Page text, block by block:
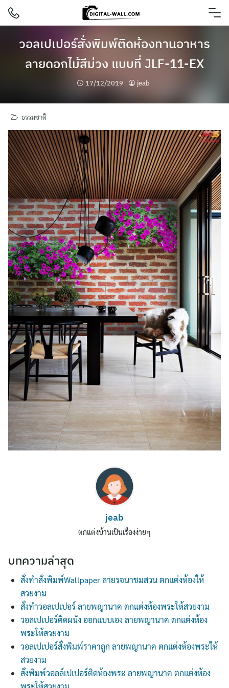
Skip
Search
for:
วอลเปเปอร์สั่งพิมพ์ติดห้องทานอาหาร
ลายดอกไม้สีม่วง แบบที่ JLF-11-EX
17/12/2019 jeab
ธรรมชาติ
jeab
ตกแต่งบ้านเป็นเรื่องง่ายๆ
บทความล่าสุด
สั่งทำสั่งพิมพ์Wallpaper ลายรจนาชมสวน ตกแต่งห้องให้
สวยงาม
สั่งทำวอลเปเปอร์ ลายพญานาค ตกแต่งห้องพระให้สวยงาม
วอลเปเปอร์ติดผนัง ออกแบบเอง ลายพญานาค ตกแต่งห้อง
พระให้สวยงาม
วอลเปเปอร์สั่งพิมพ์ราคาถูก ลายพญานาค ตกแต่งห้องพระให้
สวยงาม
สั่งพิมพ์วอลล์เปเปอร์ติดห้องพระ ลายพญานาค ตกแต่งห้อง